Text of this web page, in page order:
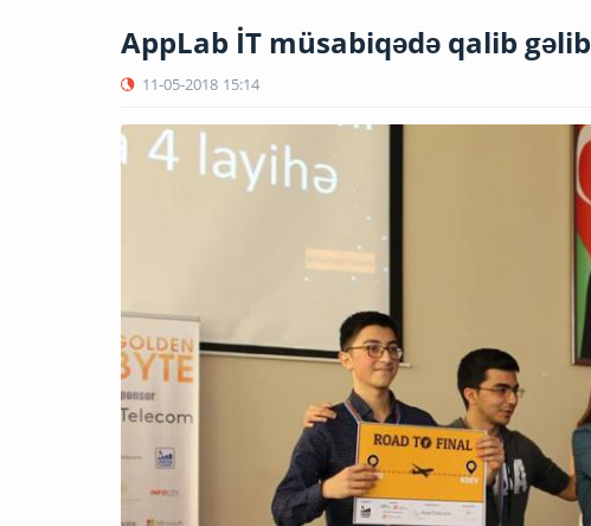
AppLab İT müsabiqədə qalib gəlib
11-05-2018 15:14